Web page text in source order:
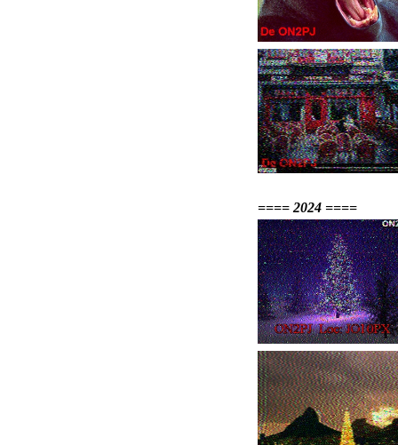
==== 2024 ====